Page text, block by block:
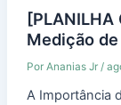
[PLANILHA
Medição de
Por Ananias Jr /
A Importância